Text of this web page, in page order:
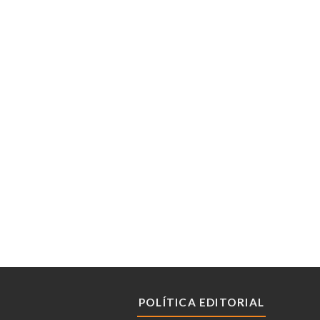
POLÍTICA EDITORIAL